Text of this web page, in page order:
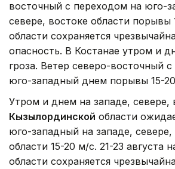
восточный с переходом на юго-
севере, востоке области
области сохраняется
опасность. В Костанае утром и
гроза. Ветер северо-восточный
юго-западный днем порывы 15-
Утром и днем на западе, севере,
Кызылординской области
юго-западный на западе, севере,
области 15-20 м/с. 21-23 августа
области сохраняется